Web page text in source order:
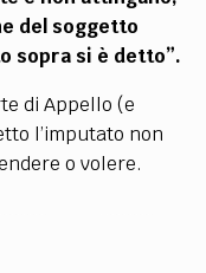
del soggetto
sopra si è detto”.
di Appello (e
l’imputato non
o volere.